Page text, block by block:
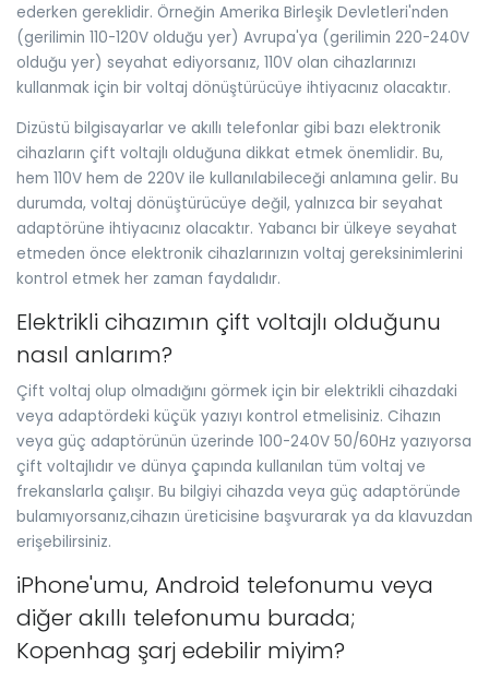
ederken gereklidir. Örneğin Amerika Birleşik Devletleri'nden
(gerilimin 110-120V olduğu yer) Avrupa'ya (gerilimin 220-240V
olduğu yer) seyahat ediyorsanız, 110V olan cihazlarınızı
kullanmak için bir voltaj dönüştürücüye ihtiyacınız olacaktır.
Dizüstü bilgisayarlar ve akıllı telefonlar gibi bazı elektronik
cihazların çift voltajlı olduğuna dikkat etmek önemlidir. Bu,
hem 110V hem de 220V ile kullanılabileceği anlamına gelir. Bu
durumda, voltaj dönüştürücüye değil, yalnızca bir seyahat
adaptörüne ihtiyacınız olacaktır. Yabancı bir ülkeye seyahat
etmeden önce elektronik cihazlarınızın voltaj gereksinimlerini
kontrol etmek her zaman faydalıdır.
Elektrikli cihazımın çift voltajlı olduğunu
nasıl anlarım?
Çift voltaj olup olmadığını görmek için bir elektrikli cihazdaki
veya adaptördeki küçük yazıyı kontrol etmelisiniz. Cihazın
veya güç adaptörünün üzerinde 100-240V 50/60Hz yazıyorsa
çift voltajlıdır ve dünya çapında kullanılan tüm voltaj ve
frekanslarla çalışır. Bu bilgiyi cihazda veya güç adaptöründe
bulamıyorsanız,cihazın üreticisine başvurarak ya da klavuzdan
erişebilirsiniz.
iPhone'umu, Android telefonumu veya
diğer akıllı telefonumu burada;
Kopenhag şarj edebilir miyim?